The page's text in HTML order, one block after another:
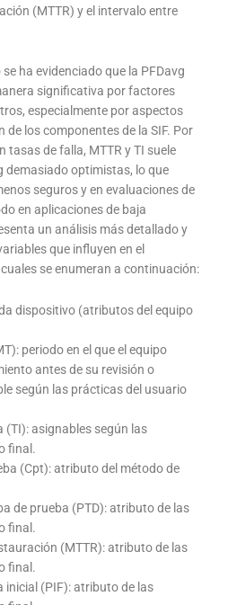
(MTTR) y el intervalo entre
ha evidenciado que la PFDavg
significativa por factores
especialmente por aspectos
los componentes de la SIF. Por
tasas de falla, MTTR y TI suele
demasiado optimistas, lo que
seguros y en evaluaciones de
en aplicaciones de baja
un análisis más detallado y
que influyen en el
se enumeran a continuación:
dispositivo (atributos del equipo
periodo en el que el equipo
antes de su revisión o
según las prácticas del usuario
(TI): asignables según las
final.
(Cpt): atributo del método de
de prueba (PTD): atributo de las
final.
(MTTR): atributo de las
final.
inicial (PIF): atributo de las